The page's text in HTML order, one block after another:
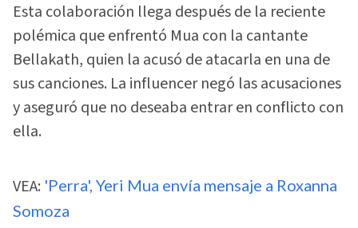
Esta colaboración llega después de la reciente
polémica que enfrentó Mua con la cantante
Bellakath, quien la acusó de atacarla en una de
sus canciones. La influencer negó las acusaciones
y aseguró que no deseaba entrar en conflicto con
ella.
VEA: 'Perra', Yeri Mua envía mensaje a Roxanna
Somoza